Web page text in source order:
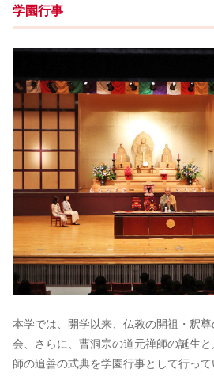
学園行事
本学では、開学以来、仏教の開祖・釈
会、さらに、曹洞宗の道元禅師の誕生
師の追善の式典を学園行事として行って